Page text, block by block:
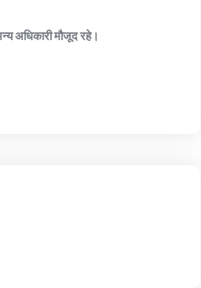
अधिकारी मौजूद रहे।